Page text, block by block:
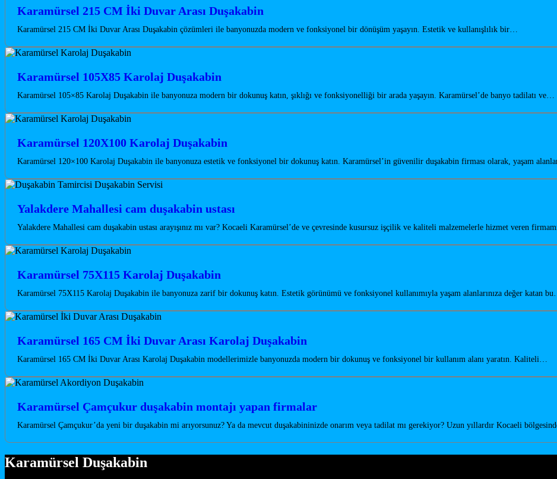
Karamürsel 215 CM İki Duvar Arası Duşakabin
Karamürsel 215 CM İki Duvar Arası Duşakabin çözümleri ile banyonuzda modern ve fonksiyonel bir dönüşüm yaşayın. Estetik ve kullanışlılık bir…
Karamürsel 105X85 Karolaj Duşakabin
Karamürsel 105×85 Karolaj Duşakabin ile banyonuza modern bir dokunuş katın, şıklığı ve fonksiyonelliği bir arada yaşayın. Karamürsel’de banyo tadilatı ve…
Karamürsel 120X100 Karolaj Duşakabin
Karamürsel 120×100 Karolaj Duşakabin ile banyonuza estetik ve fonksiyonel bir dokunuş katın. Karamürsel’in güvenilir duşakabin firması olarak, yaşam
Yalakdere Mahallesi cam duşakabin ustası
Yalakdere Mahallesi cam duşakabin ustası arayışınız mı var? Kocaeli Karamürsel’de ve çevresinde kusursuz işçilik ve kaliteli malzemelerle hizmet veren
Karamürsel 75X115 Karolaj Duşakabin
Karamürsel 75X115 Karolaj Duşakabin ile banyonuza zarif bir dokunuş katın. Estetik görünümü ve fonksiyonel kullanımıyla yaşam alanlarınıza değer katan
Karamürsel 165 CM İki Duvar Arası Karolaj Duşakabin
Karamürsel 165 CM İki Duvar Arası Karolaj Duşakabin modellerimizle banyonuzda modern bir dokunuş ve fonksiyonel bir kullanım alanı yaratın. Kaliteli…
Karamürsel Çamçukur duşakabin montajı yapan firmalar
Karamürsel Çamçukur’da yeni bir duşakabin mi arıyorsunuz? Ya da mevcut duşakabininizde onarım veya tadilat mı gerekiyor? Uzun yıllardır Kocaeli
Karamürsel Duşakabin